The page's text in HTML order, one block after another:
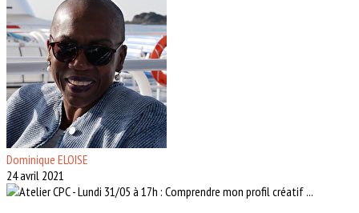
Dominique ELOISE
24 avril 2021